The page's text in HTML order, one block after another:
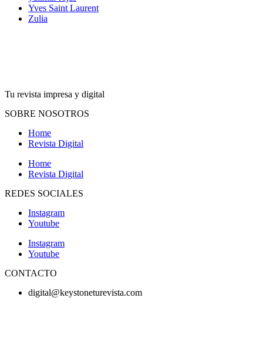
Yves Saint Laurent
Zulia
Tu revista impresa y digital
SOBRE NOSOTROS
Home
Revista Digital
Home
Revista Digital
REDES SOCIALES
Instagram
Youtube
Instagram
Youtube
CONTACTO
digital@keystoneturevista.com